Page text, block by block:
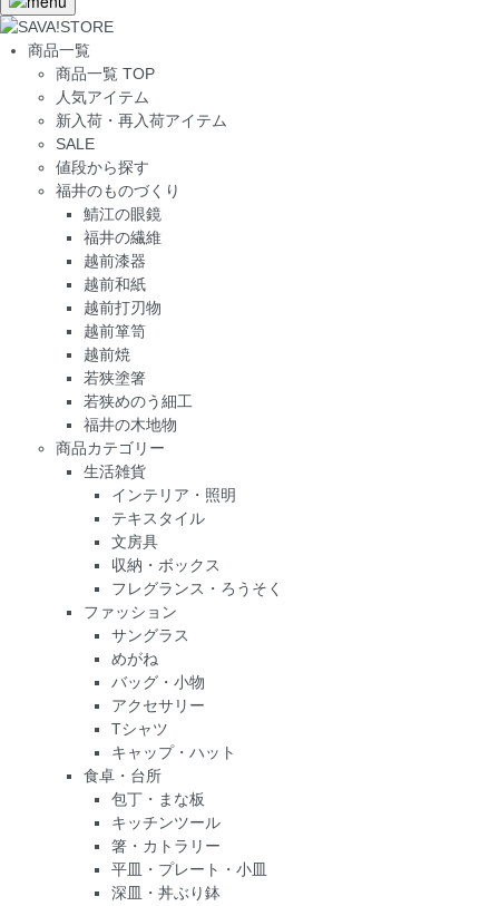
商品一覧
商品一覧 TOP
人気アイテム
新入荷・再入荷アイテム
SALE
値段から探す
福井のものづくり
鯖江の眼鏡
福井の繊維
越前漆器
越前和紙
越前打刃物
越前箪笥
越前焼
若狭塗箸
若狭めのう細工
福井の木地物
商品カテゴリー
生活雑貨
インテリア・照明
テキスタイル
文房具
収納・ボックス
フレグランス・ろうそく
ファッション
サングラス
めがね
バッグ・小物
アクセサリー
Tシャツ
キャップ・ハット
食卓・台所
包丁・まな板
キッチンツール
箸・カトラリー
平皿・プレート・小皿
深皿・丼ぶり鉢